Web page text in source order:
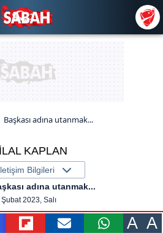
Başkası adına utanmak...
KAPLAN
Bilgileri
adına utanmak...
2023, Salı
A A